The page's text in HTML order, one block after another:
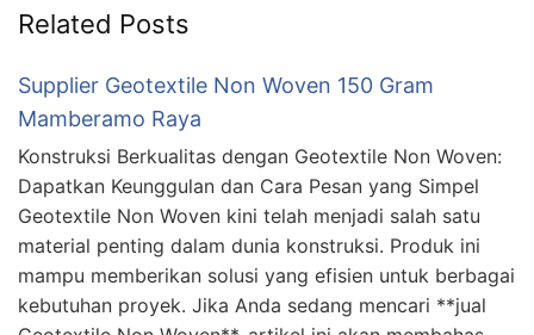
Related Posts
Supplier Geotextile Non Woven 150 Gram
Mamberamo Raya
Konstruksi Berkualitas dengan Geotextile Non Woven:
Dapatkan Keunggulan dan Cara Pesan yang Simpel
Geotextile Non Woven kini telah menjadi salah satu
material penting dalam dunia konstruksi. Produk ini
mampu memberikan solusi yang efisien untuk berbagai
kebutuhan proyek. Jika Anda sedang mencari **jual